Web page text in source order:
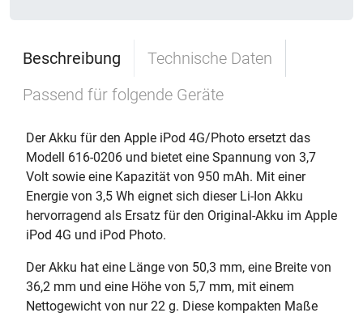
Beschreibung
Technische Daten
Passend für folgende Geräte
Der Akku für den Apple iPod 4G/Photo ersetzt das
Modell 616-0206 und bietet eine Spannung von 3,7
Volt sowie eine Kapazität von 950 mAh. Mit einer
Energie von 3,5 Wh eignet sich dieser Li-Ion Akku
hervorragend als Ersatz für den Original-Akku im Apple
iPod 4G und iPod Photo.
Der Akku hat eine Länge von 50,3 mm, eine Breite von
36,2 mm und eine Höhe von 5,7 mm, mit einem
Nettogewicht von nur 22 g. Diese kompakten Maße